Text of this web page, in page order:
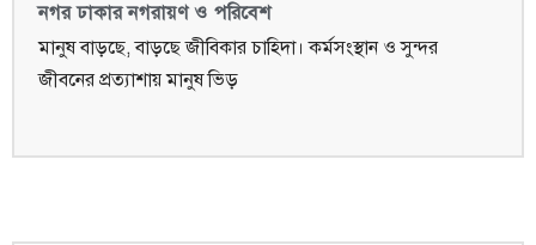
নগর ঢাকার নগরায়ণ ও পরিবেশ
মানুষ বাড়ছে, বাড়ছে জীবিকার চাহিদা। কর্মসংস্থান ও সুন্দর
জীবনের প্রত্যাশায় মানুষ ভিড়